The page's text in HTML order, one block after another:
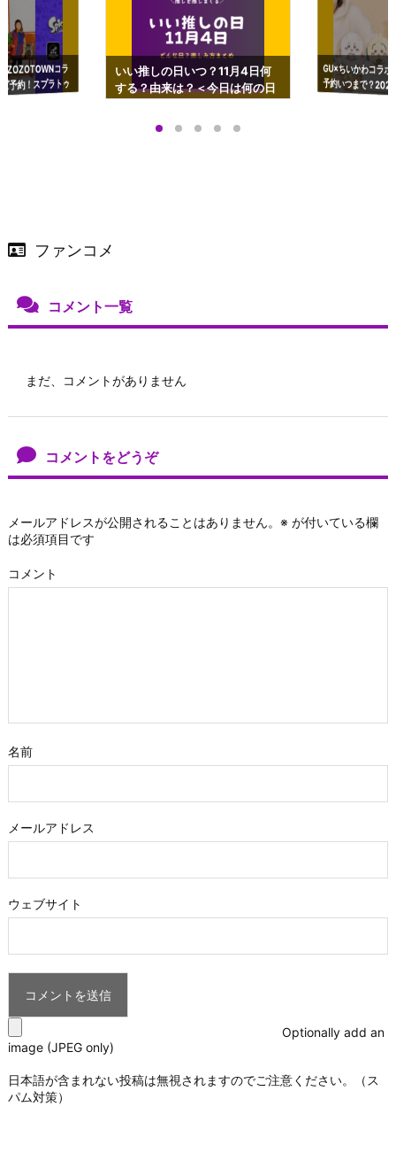
コラ
予約！スプラトゥ
ップも渋谷Hz
いい推しの日いつ？11月4日何
する？由来は？＜今日は何の日
GU×ちいかわコラ
予約いつまで？
ーチやショルダー
ファンコメ
コメント一覧
まだ、コメントがありません
コメントをどうぞ
メールアドレスが公開されることはありません。 ※ が付いている欄
は必須項目です
コメント
名前
メールアドレス
ウェブサイト
Optionally add an
image (JPEG only)
日本語が含まれない投稿は無視されますのでご注意ください。（ス
パム対策）